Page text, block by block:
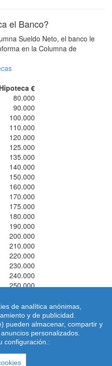
el Banco?
Sueldo Neto, el banco le
en la Columna de
Hipoteca €
80.000
90.000
100.000
110.000
120.000
125.000
135.000
140.000
150.000
160.000
170.000
175.000
180.000
190.000
200.000
210.000
220.000
230.000
240.000
250.000
calcular-hipoteca.net Home
hipoteca|Condiciones de uso
Legal-
de analítica anónimas,
y de publicidad.
pueden almacenar, compartir y
personalizados.
configuración.: